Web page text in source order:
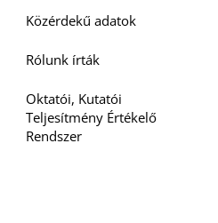
Közérdekű adatok
Rólunk írták
Oktatói, Kutatói
Teljesítmény Értékelő
Rendszer